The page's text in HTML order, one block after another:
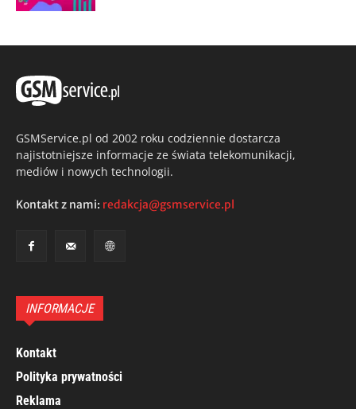
GSMService.pl od 2002 roku codziennie dostarcza
najistotniejsze informacje ze świata telekomunikacji,
mediów i nowych technologii.
Kontakt z nami: redakcja@gsmservice.pl
INFORMACJE
Kontakt
Polityka prywatności
Reklama